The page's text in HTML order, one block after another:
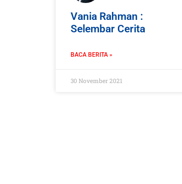
Vania Rahman :
Selembar Cerita
BACA BERITA »
30 November 2021